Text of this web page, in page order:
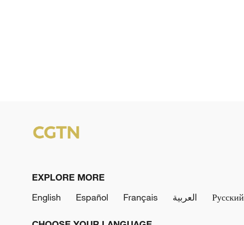
EXPLORE MORE
English
Español Français العربية Русский